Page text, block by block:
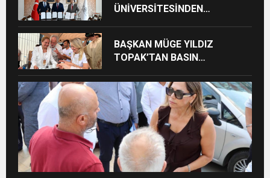
ÜNİVERSİTESİNDEN
BAŞKAN MÜGE YILDIZ
TOPAK’TAN BASIN
BULUŞMASI